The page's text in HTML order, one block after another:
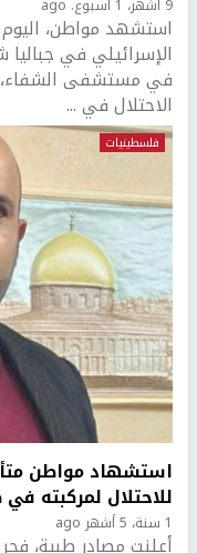
9 أشهر، 1 اسبوع. ago
استشهد مواطن،
الإسرائيلي في
في مستشفى
الاحتلال في ...
فلسطينيات
استشهاد مواطن
للاحتلال لمركبته
1 سنة، 5 أشهر ago
أعلنت مصادر طبية،